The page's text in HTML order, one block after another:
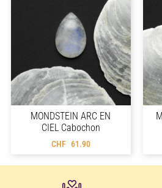
MONDSTEIN ARC EN
CIEL Cabochon
CHF 61.90